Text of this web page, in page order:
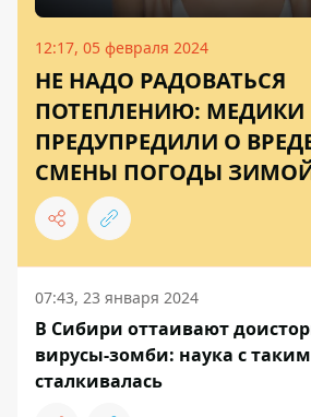
12:17, 05 февраля 2024
НЕ НАДО РАДОВАТЬСЯ
ПОТЕПЛЕНИЮ: МЕДИКИ
ПРЕДУПРЕДИЛИ О
СМЕНЫ ПОГОДЫ
07:43, 23 января 2024
В Сибири оттаивают
вирусы-зомби: наука с
сталкивалась